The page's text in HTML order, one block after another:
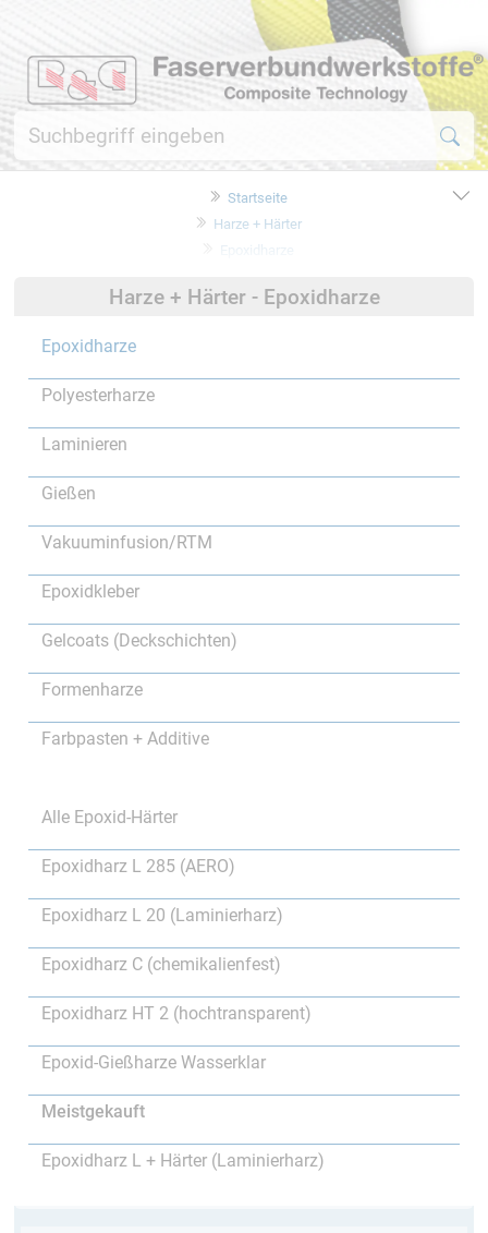
Startseite
Harze + Härter
Epoxidharze
Harze + Härter - Epoxidharze
Epoxidharze
Polyesterharze
Laminieren
Gießen
Vakuuminfusion/RTM
Epoxidkleber
Gelcoats (Deckschichten)
Formenharze
Farbpasten + Additive
Alle Epoxid-Härter
Epoxidharz L 285 (AERO)
Epoxidharz L 20 (Laminierharz)
Epoxidharz C (chemikalienfest)
Epoxidharz HT 2 (hochtransparent)
Epoxid-Gießharze Wasserklar
Meistgekauft
Epoxidharz L + Härter (Laminierharz)